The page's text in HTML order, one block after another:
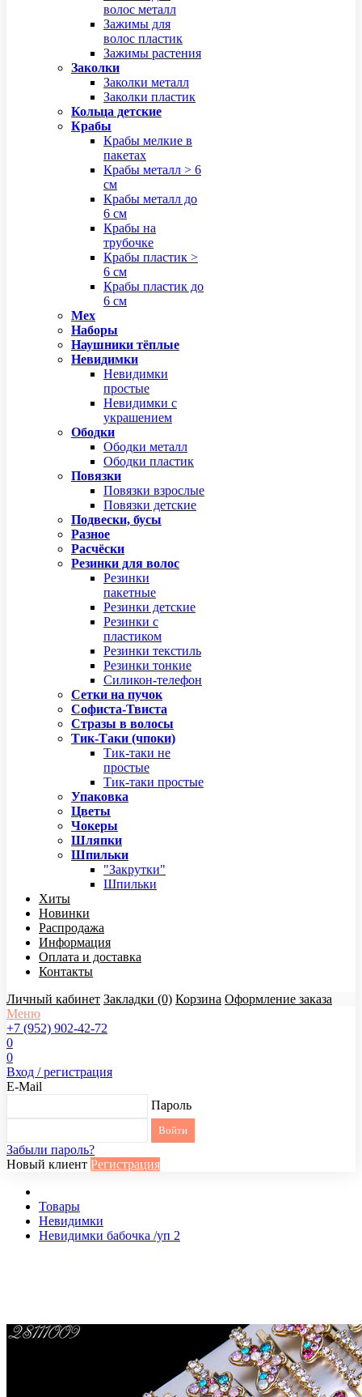
волос металл
Зажимы для
волос пластик
Зажимы растения
Заколки
Заколки металл
Заколки пластик
Кольца детские
Крабы
Крабы мелкие в
пакетах
Крабы металл > 6
см
Крабы металл до
6 см
Крабы на
трубочке
Крабы пластик >
6 см
Крабы пластик до
6 см
Мех
Наборы
Наушники тёплые
Невидимки
Невидимки
простые
Невидимки с
украшением
Ободки
Ободки металл
Ободки пластик
Повязки
Повязки взрослые
Повязки детские
Подвески, бусы
Разное
Расчёски
Резинки для волос
Резинки
пакетные
Резинки детские
Резинки с
пластиком
Резинки текстиль
Резинки тонкие
Силикон-телефон
Сетки на пучок
Софиста-Твиста
Стразы в волосы
Тик-Таки (чпоки)
Тик-таки не
простые
Тик-таки простые
Упаковка
Цветы
Чокеры
Шляпки
Шпильки
"Закрутки"
Шпильки
Хиты
Новинки
Распродажа
Информация
Оплата и доставка
Контакты
Личный кабинет Закладки (0) Корзина Оформление заказа
Меню
+7 (952) 902-42-72
0
0
Вход / регистрация
E-Mail
Пароль
Забыли пароль?
Новый клиент Регистрация
Товары
Невидимки
Невидимки бабочка /уп 2